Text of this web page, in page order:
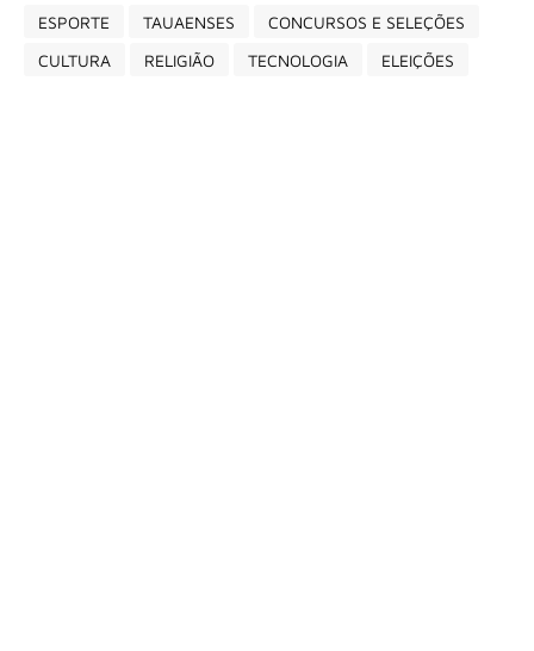
ESPORTE
TAUAENSES
CONCURSOS E SELEÇÕES
CULTURA
RELIGIÃO TECNOLOGIA ELEIÇÕES